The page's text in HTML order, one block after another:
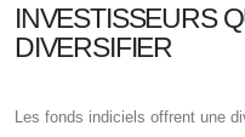
INVESTISSEURS
DIVERSIFIER
Les fonds indiciels offrent une